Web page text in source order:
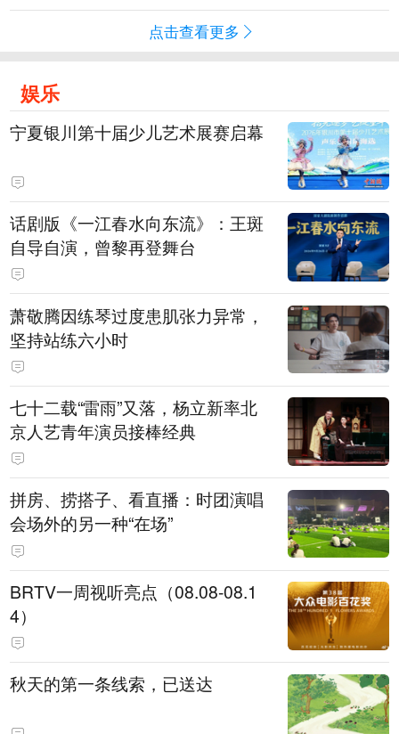
点击查看更多
娱乐
宁夏银川第十届少儿艺术展赛启幕
话剧版《一江春水向东流》：王斑
自导自演，曾黎再登舞台
萧敬腾因练琴过度患肌张力异常，
坚持站练六小时
七十二载“雷雨”又落，杨立新率北
京人艺青年演员接棒经典
拼房、捞搭子、看直播：时团演唱
会场外的另一种“在场”
BRTV一周视听亮点（08.08-08.1
4）
秋天的第一条线索，已送达